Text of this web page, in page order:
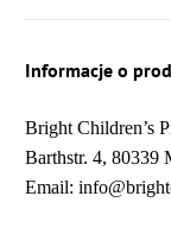
Informacje o
Bright Children’s
Barthstr. 4, 80339
Email: